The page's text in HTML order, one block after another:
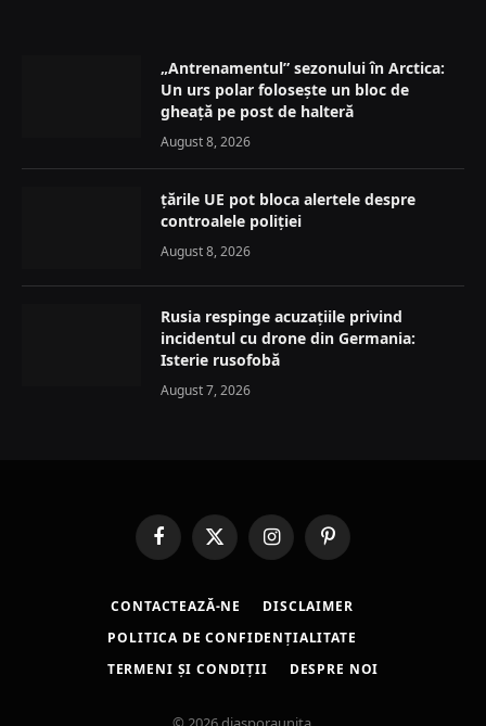
„Antrenamentul” sezonului în Arctica:
Un urs polar folosește un bloc de
gheață pe post de halteră
August 8, 2026
țările UE pot bloca alertele despre
controalele poliției
August 8, 2026
Rusia respinge acuzațiile privind
incidentul cu drone din Germania:
Isterie rusofobă
August 7, 2026
FacebookX
(Twitter)
InstagramPinterest
CONTACTEAZĂ-NE
DISCLAIMER
POLITICA DE CONFIDENȚIALITATE
TERMENI ȘI CONDIȚII
DESPRE NOI